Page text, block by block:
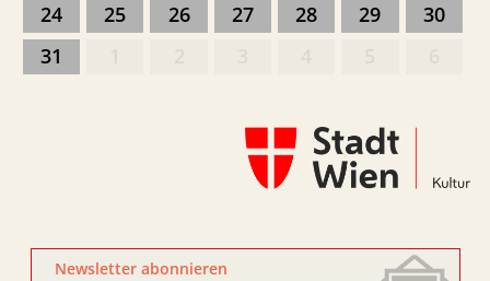
24
25 26 27 28 29
30
31
Newsletter abonnieren